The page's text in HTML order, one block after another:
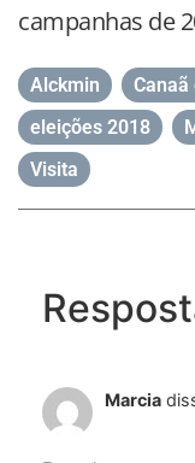
campanhas de
Alckmin Canaã
eleições 2018
Visita
Marcia